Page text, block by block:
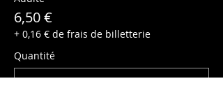
6,50 €
+ 0,16 € de frais de billetterie
Quantité